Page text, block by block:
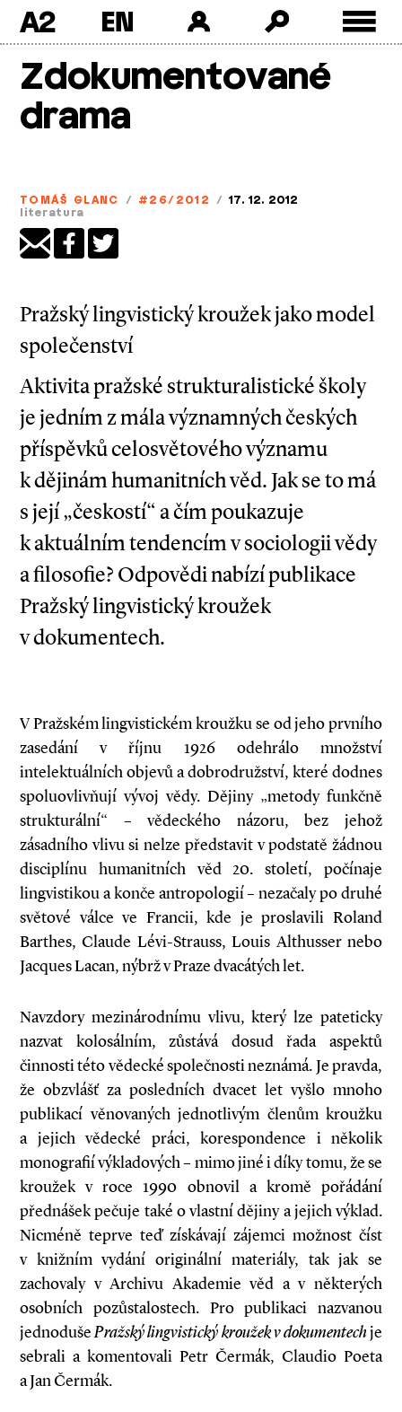
A2
Zdokumentované
drama
TOMÁŠ GLANC / #26/2012 / 17. 12. 2012
literatura
Pražský lingvistický kroužek jako model
společenství
Aktivita pražské strukturalistické školy
je jedním z mála významných českých
příspěvků celosvětového významu
k dějinám humanitních věd. Jak se to má
s její „českostí“ a čím poukazuje
k aktuálním tendencím v sociologii vědy
a filosofie? Odpovědi nabízí publikace
Pražský lingvistický kroužek
v dokumentech.
V Pražském lingvistickém kroužku se od jeho prvního
zasedání v říjnu 1926 odehrálo množství
intelektuálních objevů a dobrodružství, které dodnes
spoluovlivňují vývoj vědy. Dějiny „metody funkčně
strukturální“ – vědeckého názoru, bez jehož
zásadního vlivu si nelze představit v podstatě žádnou
disciplínu humanitních věd 20. století, počínaje
lingvistikou a konče antropologií – nezačaly po druhé
světové válce ve Francii, kde je proslavili Roland
Barthes, Claude Lévi-Strauss, Louis Althusser nebo
Jacques Lacan, nýbrž v Praze dvacátých let.
Navzdory mezinárodnímu vlivu, který lze pateticky
nazvat kolosálním, zůstává dosud řada aspektů
činnosti této vědecké společnosti neznámá. Je pravda,
že obzvlášť za posledních dvacet let vyšlo mnoho
publikací věnovaných jednotlivým členům kroužku
a jejich vědecké práci, korespondence i několik
monografií výkladových – mimo jiné i díky tomu, že se
kroužek v roce 1990 obnovil a kromě pořádání
přednášek pečuje také o vlastní dějiny a jejich výklad.
Nicméně teprve teď získávají zájemci možnost číst
v knižním vydání originální materiály, tak jak se
zachovaly v Archivu Akademie věd a v některých
osobních pozůstalostech. Pro publikaci nazvanou
jednodušePražský lingvistický kroužek v dokumentechje
sebrali a komentovali Petr Čermák, Claudio Poeta
a Jan Čermák.